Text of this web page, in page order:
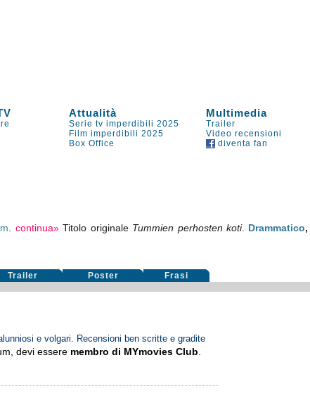
Attualità Multimedia
Serie tv imperdibili 2025 Trailer
Film imperdibili 2025 Video recensioni
Box Office diventa fan
continua» Titolo originale Tummien perhosten koti. Drammatico,
Trailer Poster Frasi
e volgari. Recensioni ben scritte e gradite
devi essere membro di MYmovies Club